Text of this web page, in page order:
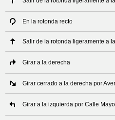
En la rotonda recto
Salir de la rotonda ligeramente a
Girar a la derecha
Girar cerrado a la derecha por
Girar a la izquierda por Calle